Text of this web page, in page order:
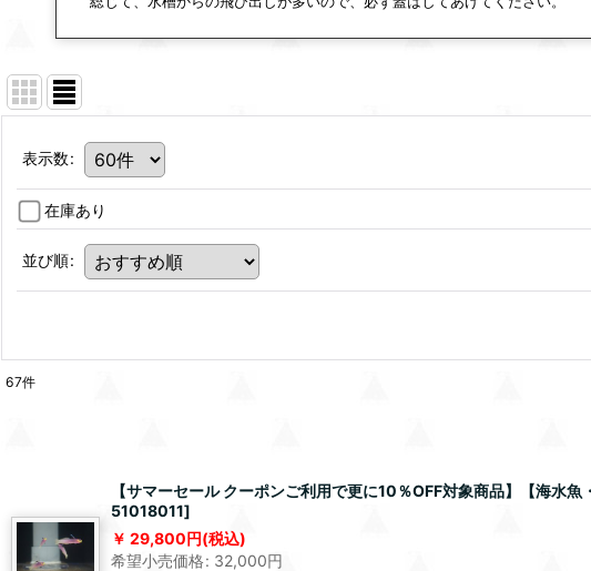
表示数:
在庫あり
並び順:
67件
【サマーセール クーポンご利用で更に10％OFF対象商品】【海
51018011]
29,800円(税込)
希望小売価格: 32,000円